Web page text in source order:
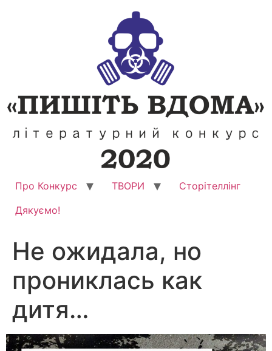
Про Конкурс ТВОРИ
Сторітеллінг
Дякуємо!
Не ожидала, но
прониклась как
дитя…